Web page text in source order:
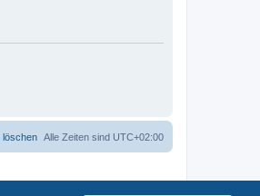
Alle Zeiten sind UTC+02:00
löschen